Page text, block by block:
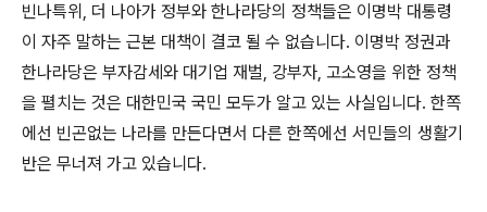
빈나특위, 더 나아가 정부와 한나라당의 정책들은 이명박 대통령
이 자주 말하는 근본 대책이 결코 될 수 없습니다. 이명박 정권과
한나라당은 부자감세와 대기업 재벌, 강부자, 고소영을 위한 정책
을 펼치는 것은 대한민국 국민 모두가 알고 있는 사실입니다. 한쪽
에선 빈곤없는 나라를 만든다면서 다른 한쪽에선 서민들의 생활기
반은 무너져 가고 있습니다.